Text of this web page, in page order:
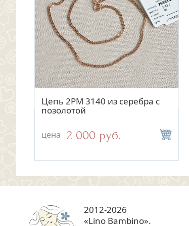
Быстрый просмотр
Цепь 2РМ 3140 из серебра с
позолотой
цена 2 000 руб.
2012-2026
«Lino Bambino».